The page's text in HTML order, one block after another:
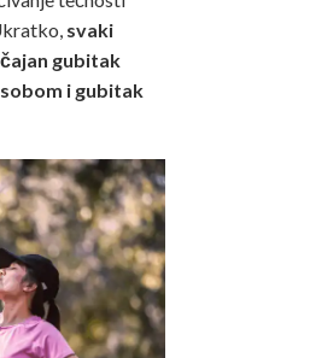
svaki
gubitak
i gubitak